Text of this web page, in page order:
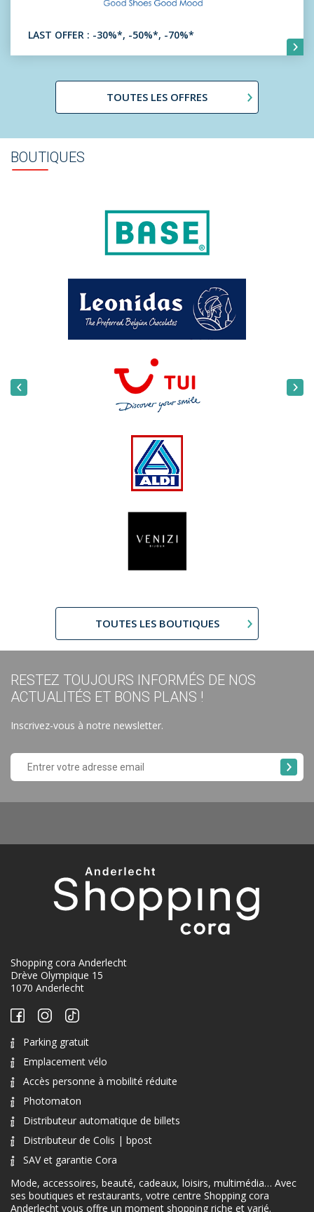
LAST OFFER : -30%*, -50%*, -70%*
TOUTES LES OFFRES
BOUTIQUES
TOUTES LES BOUTIQUES
RESTEZ TOUJOURS INFORMÉS DE NOS
ACTUALITÉS ET BONS PLANS !
Inscrivez-vous à notre newsletter.
Shopping cora Anderlecht
Drève Olympique 15
1070 Anderlecht
Parking gratuit
Emplacement vélo
Accès personne à mobilité réduite
Photomaton
Distributeur automatique de billets
Distributeur de Colis | bpost
SAV et garantie Cora
Mode, accessoires, beauté, cadeaux, loisirs, multimédia… Avec
ses boutiques et restaurants, votre centre Shopping cora
Anderlecht vous offre un moment shopping riche et varié.